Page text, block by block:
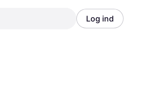
Log ind